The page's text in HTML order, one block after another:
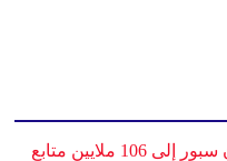
ملايين متابع